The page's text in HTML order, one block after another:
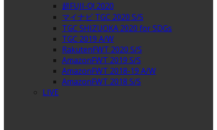
超FUJI-Q! 2020
マイナビ TGC 2020 S/S
TGC SHIZUOKA 2020 for SDGs
TGC 2019 A/W
RakutenFWT 2020 S/S
AmazonFWT 2019 S/S
AmazonFWT 2018-19 A/W
AmazonFWT 2018 S/S
LIVE